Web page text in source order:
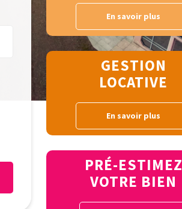
En savoir plus
GESTION
LOCATIVE
En savoir plus
PRÉ-ESTIMEZ
VOTRE BIEN